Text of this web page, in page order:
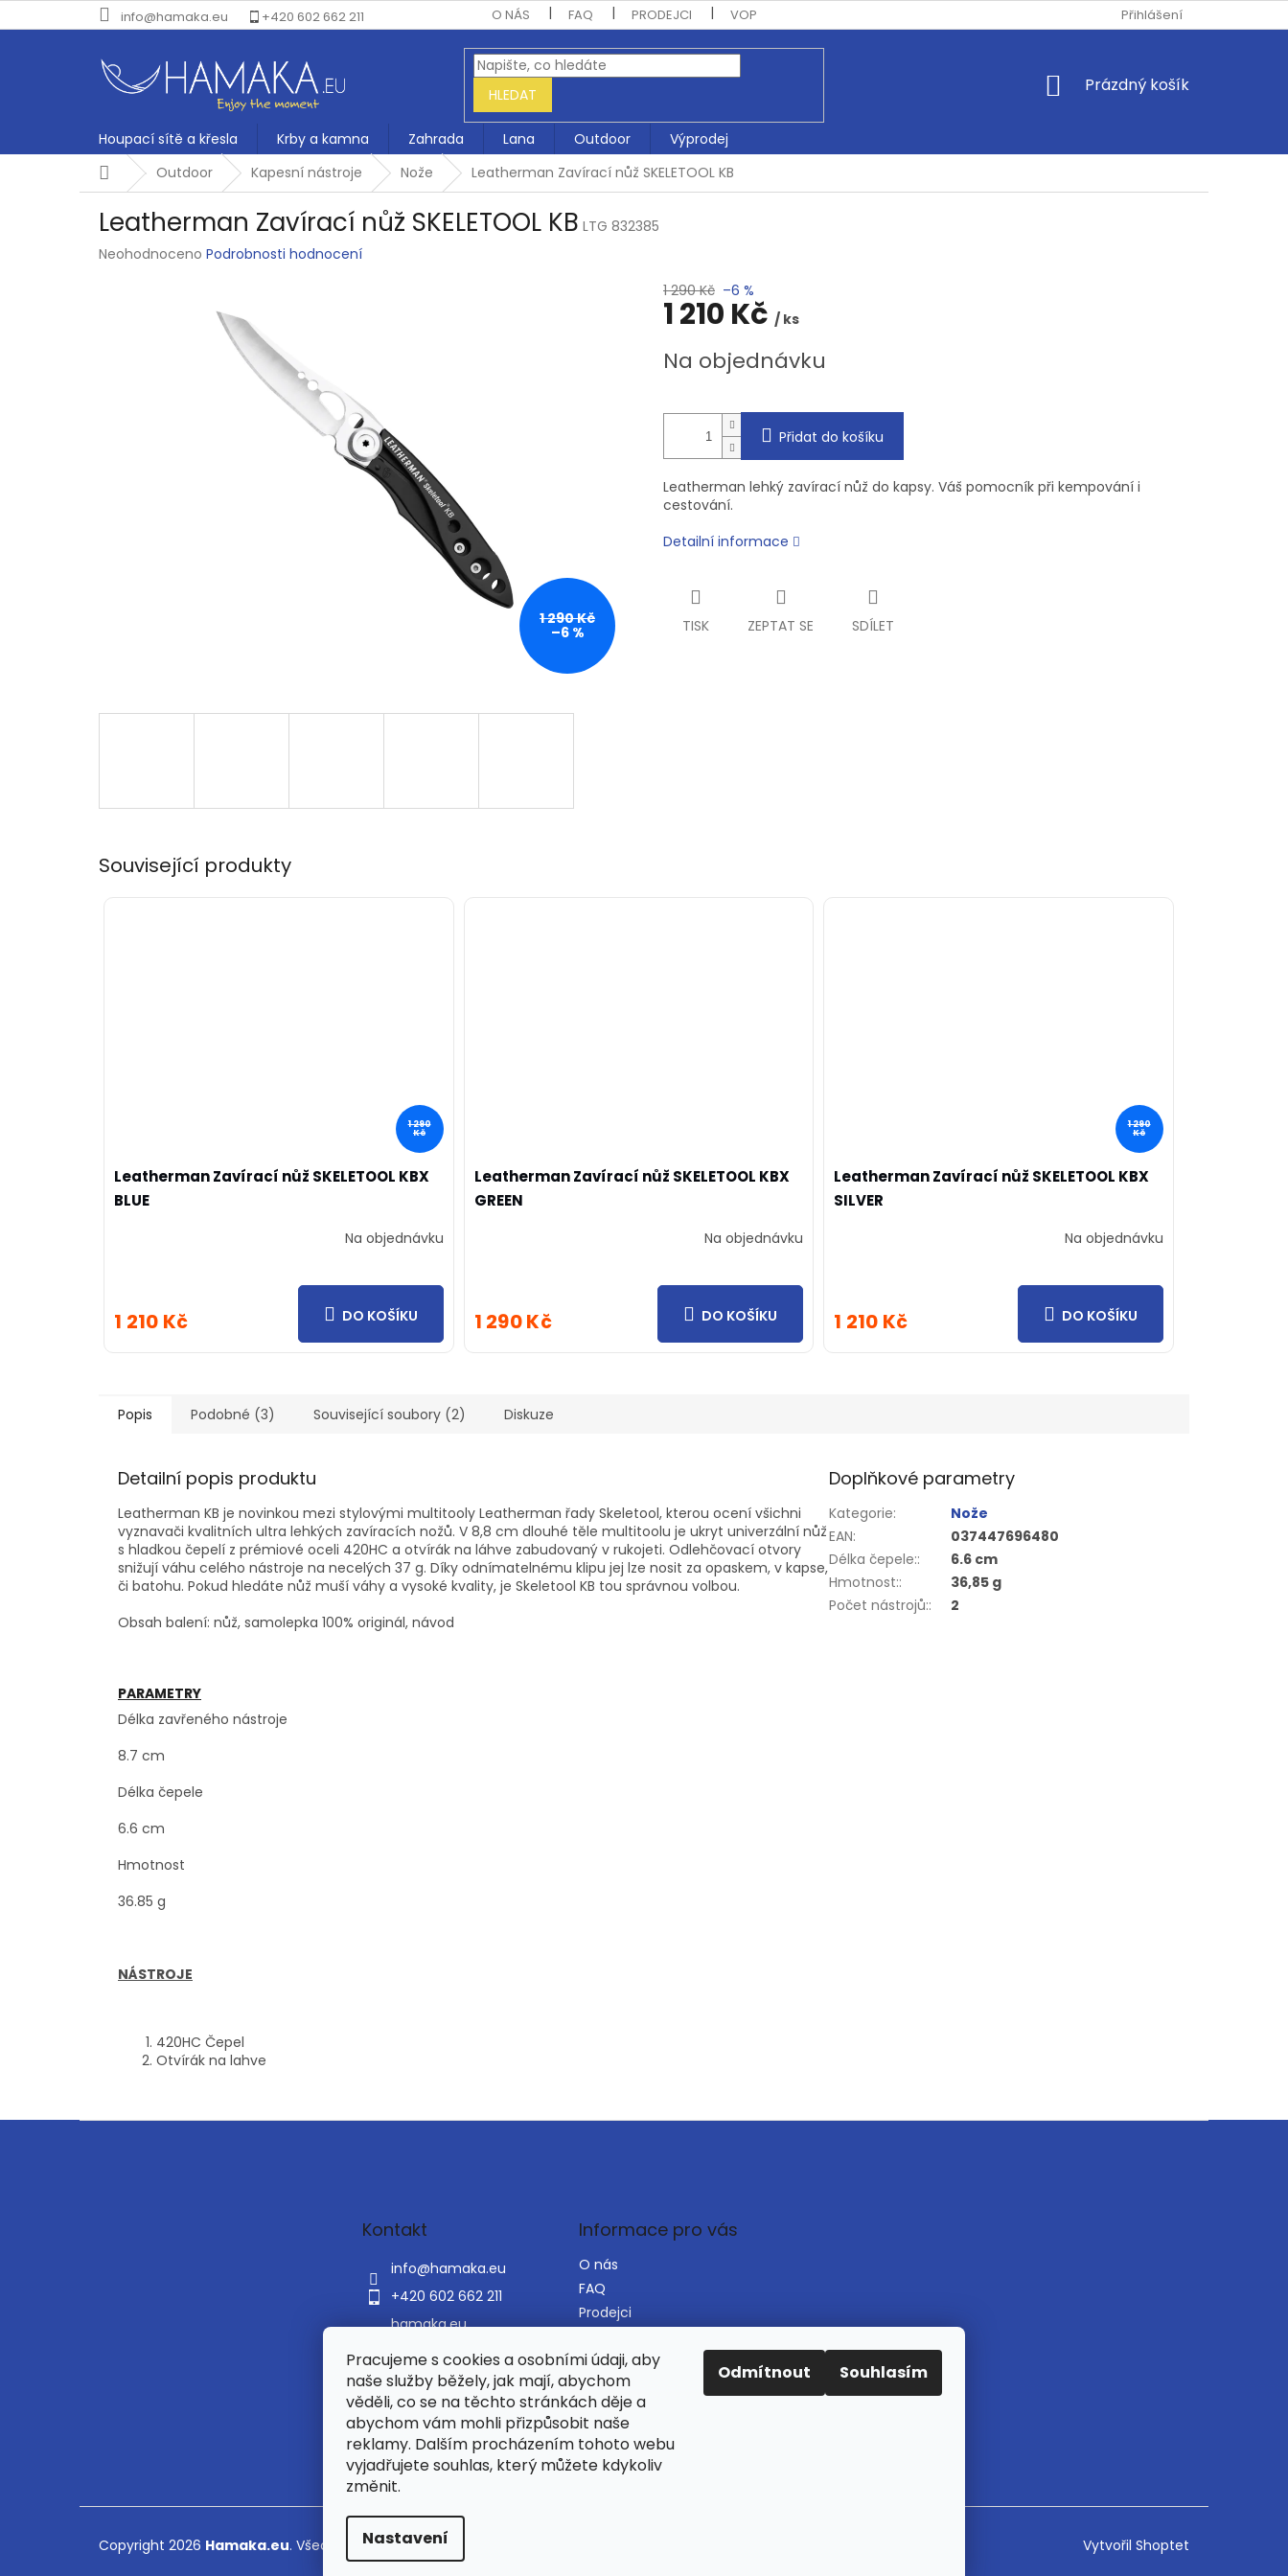
Pracujeme s cookies a osobními údaji, aby
naše služby běžely, jak mají, abychom
věděli, co se na těchto stránkách děje a
abychom vám mohli přizpůsobit naše
reklamy. Dalším procházením tohoto webu
vyjadřujete souhlas, který můžete kdykoliv
změnit.
Nastavení
Odmítnout Souhlasím
na
info@hamaka.eu +420 602 662 211 O NÁS FAQ PRODEJCI VOP Přihlášení
HLEDAT
NÁKUPNÍ
Prázdný košík
Houpací sítě a křesla Krby a kamna Zahrada Lana Outdoor
Výprodej
DomůOutdoor Kapesní nástroje Nože Leatherman Zavírací nůž SKELETOOL KB
Leatherman Zavírací nůž SKELETOOL KB LTG 832385
Průměrné
Neohodnoceno Podrobnosti hodnocení
1 290 Kč
–6 %
1 290 Kč –6 %
1 210 Kč / ks
cena:
Na objednávku
Přidat do košíku
Leatherman lehký zavírací nůž do kapsy. Váš pomocník při kempování i
cestování.
Detailní informace
TISK ZEPTAT SE SDÍLET
Související produkty
1 290
Kč
Leatherman Zavírací nůž SKELETOOL KBX
BLUE
Na objednávku
1 210 Kč DO KOŠÍKU
Leatherman Zavírací nůž SKELETOOL KBX
GREEN
Na objednávku
1 290 Kč DO KOŠÍKU
1 290
Kč
Leatherman Zavírací nůž SKELETOOL KBX
SILVER
Na objednávku
1 210 Kč DO KOŠÍKU
Popis Podobné (3) Související soubory (2) Diskuze
Detailní popis produktu
Leatherman KB je novinkou mezi stylovými multitooly Leatherman řady Skeletool, kterou ocení všichni
vyznavači kvalitních ultra lehkých zavíracích nožů. V 8,8 cm dlouhé těle multitoolu je ukryt univerzální nůž
s hladkou čepelí z prémiové oceli 420HC a otvírák na láhve zabudovaný v rukojeti. Odlehčovací otvory
snižují váhu celého nástroje na necelých 37 g. Díky odnímatelnému klipu jej lze nosit za opaskem, v kapse,
či batohu. Pokud hledáte nůž muší váhy a vysoké kvality, je Skeletool KB tou správnou volbou.
Obsah balení: nůž, samolepka 100% originál, návod
PARAMETRY
Délka zavřeného nástroje
8.7 cm
Délka čepele
6.6 cm
Hmotnost
36.85 g
NÁSTROJE
420HC Čepel
Otvírák na lahve
Doplňkové parametry
Kategorie:
Nože
EAN:
037447696480
Délka čepele::
6.6 cm
Hmotnost::
36,85 g
Počet nástrojů:: 2
Kontakt
info@hamaka.eu
+420 602 662 211
hamaka.eu
hamaka_houpaci_sit
e
Informace pro vás
O nás
FAQ
Prodejci
Napište nám
Mapa serveru
Najdete nás i na Alza.cz
Vytvořil Shoptet
Copyright 2026 Hamaka.eu. Všechna práva vyhrazena.